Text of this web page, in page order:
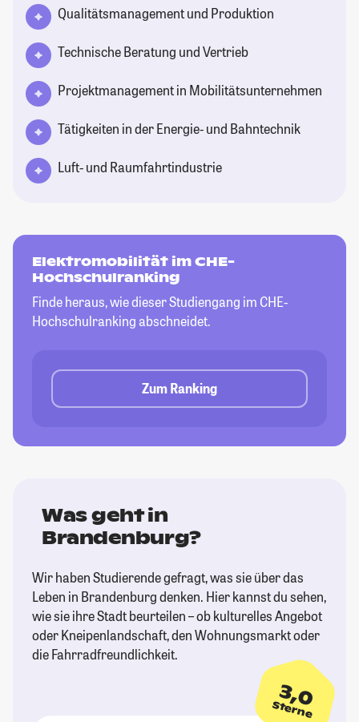
Qualitätsmanagement und Produktion
Technische Beratung und Vertrieb
Projektmanagement in Mobilitätsunternehmen
Tätigkeiten in der Energie- und Bahntechnik
Luft- und Raumfahrtindustrie
Elektromobilität im CHE-
Hochschulranking
Finde heraus, wie dieser Studiengang im CHE-
Hochschulranking abschneidet.
Zum Ranking
Was geht in
Brandenburg?
Wir haben Studierende gefragt, was sie über das
Leben in Brandenburg denken. Hier kannst du sehen,
wie sie ihre Stadt beurteilen – ob kulturelles Angebot
oder Kneipenlandschaft, den Wohnungsmarkt oder
die Fahrradfreundlichkeit.
3,0
Sterne